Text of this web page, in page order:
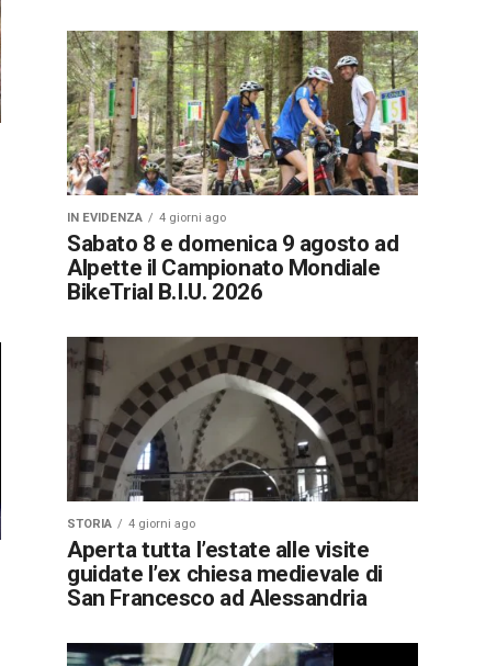
IN EVIDENZA 4 giorni ago
Sabato 8 e domenica 9 agosto ad
Alpette il Campionato Mondiale
BikeTrial B.I.U. 2026
STORIA 4 giorni ago
Aperta tutta l’estate alle visite
guidate l’ex chiesa medievale di
San Francesco ad Alessandria